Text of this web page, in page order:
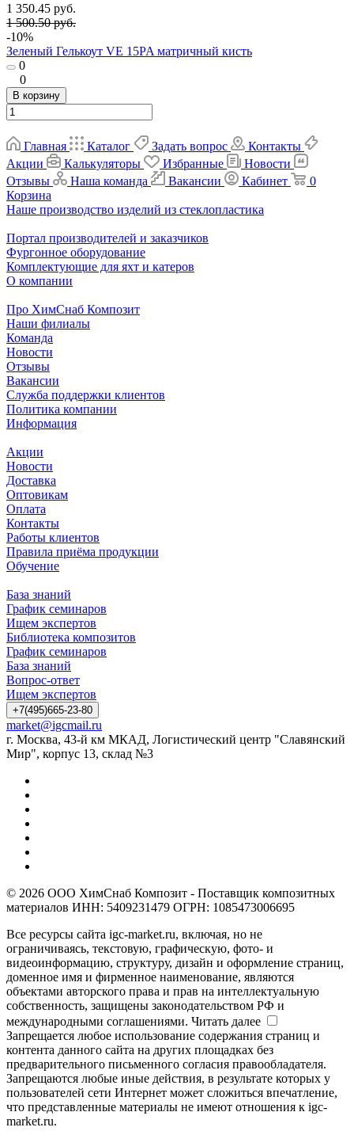
1 350.45 руб.
1 500.50 руб.
-10%
Зеленый Гелькоут VE 15PA матричный кисть
0
0
В корзину
Главная Каталог Задать вопрос
Контакты
Акции
Калькуляторы Избранные
Новости
Отзывы
Наша команда Вакансии Кабинет
0
Корзина
Наше производство изделий из стеклопластика
Портал производителей и заказчиков
Фургонное оборудование
Комплектующие для яхт и катеров
О компании
Про ХимСнаб Композит
Наши филиалы
Команда
Новости
Отзывы
Вакансии
Служба поддержки клиентов
Политика компании
Информация
Акции
Новости
Доставка
Оптовикам
Оплата
Контакты
Работы клиентов
Правила приёма продукции
Обучение
База знаний
График семинаров
Ищем экспертов
Библиотека композитов
График семинаров
База знаний
Вопрос-ответ
Ищем экспертов
+7(495)665-23-80
market@igcmail.ru
г. Москва, 43-й км МКАД, Логистический центр "Славянский
Мир", корпус 13, склад №3
© 2026 ООО ХимСнаб Композит - Поставщик композитных
материалов ИНН: 5409231479 ОГРН: 1085473006695
Все ресурсы сайта igc-market.ru, включая, но не
ограничиваясь, текстовую, графическую, фото- и
видеоинформацию, структуру, дизайн и оформление страниц,
доменное имя и фирменное наименование, являются
объектами авторского права и прав на интеллектуальную
собственность, защищены законодательством РФ и
международными соглашениями. Читать далее
Запрещается любое использование содержания страниц и
контента данного сайта на других площадках без
предварительного письменного согласия правообладателя.
Запрещаются любые иные действия, в результате которых у
пользователей сети Интернет может сложиться впечатление,
что представленные материалы не имеют отношения к igc-
market.ru.